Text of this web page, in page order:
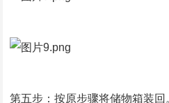
第五步：按原步骤将储物箱装回